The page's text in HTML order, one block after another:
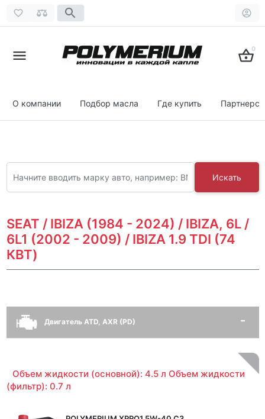
0
О компании Подбор масла Где купить
Искать
SEAT / IBIZA (1984 - 2024) / IBIZA, 6L /
6L1 (2002 - 2009) / IBIZA 1.9 TDI (74
КВТ)
Двигатель ATD, AXR (PD)
Объем жидкости (основной): 4.5 л Объем жидкости
(фильтр): 0.7 л